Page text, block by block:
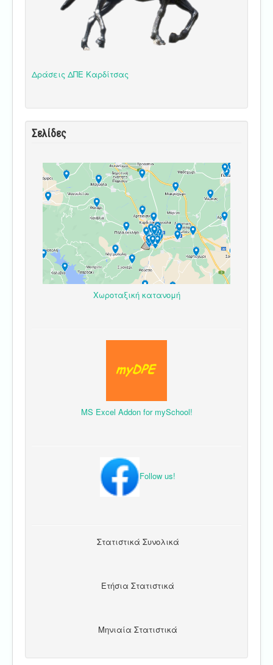
Δράσεις ΔΠΕ Καρδίτσας
Σελίδες
Χωροταξική κατανομή
MS Excel Addon for mySchool!
Follow us!
Στατιστικά Συνολικά
Ετήσια Στατιστικά
Μηνιαία Στατιστικά